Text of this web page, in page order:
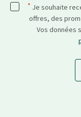
* Je souhaite
offres, des
Vos données